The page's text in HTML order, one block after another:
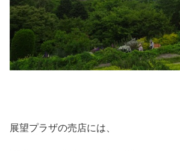
展望プラザの売店には、